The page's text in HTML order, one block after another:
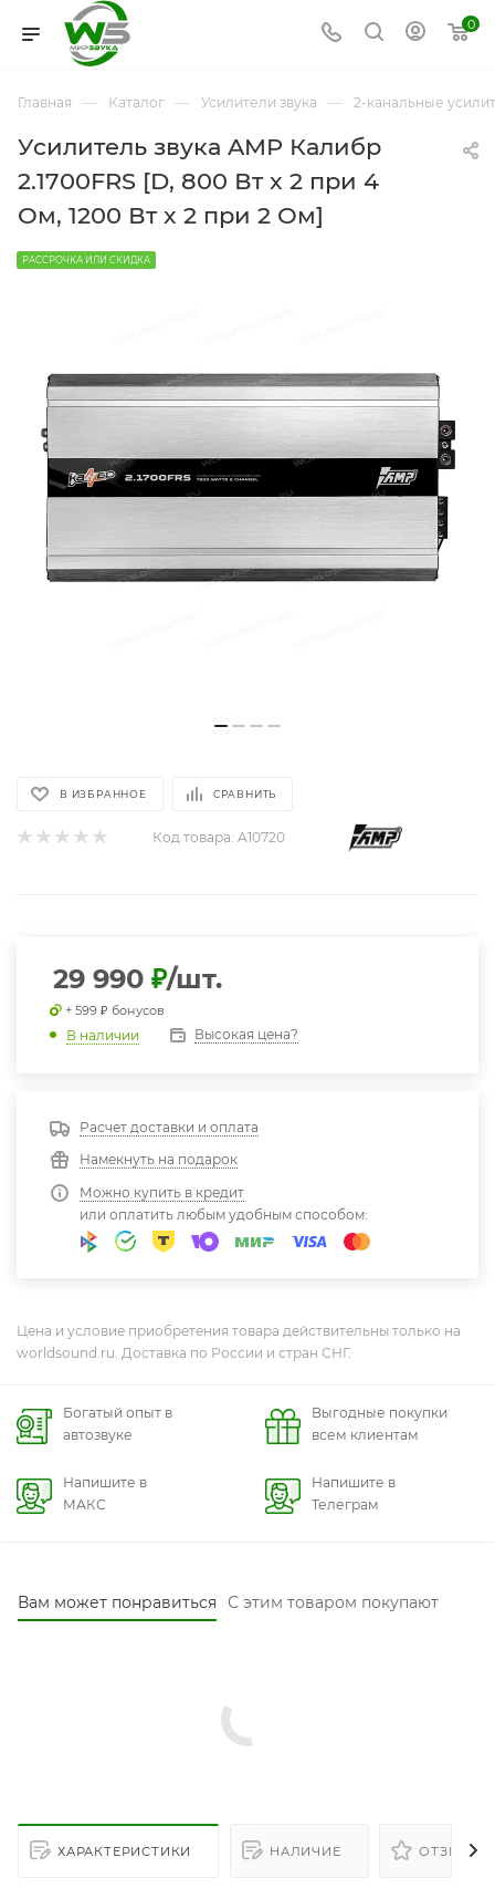
0
Главная — Каталог — Усилители звука — 2-канальные
Усилитель звука AMP Калибр
2.1700FRS [D, 800 Вт x 2 при 4
Ом, 1200 Вт x 2 при 2 Ом]
РАССРОЧКА ИЛИ СКИДКА
В ИЗБРАННОЕ СРАВНИТЬ
Код товара: A10720
29 990 ₽/шт.
+ 599 ₽ бонусов
В наличии Высокая цена?
Расчет доставки и оплата
Намекнуть на подарок
Можно купить в кредит
или оплатить любым удобным способом:
Цена и условие приобретения товара действительны только на
worldsound.ru. Доставка по России и стран СНГ.
Богатый опыт в
автозвуке
Выгодные покупки
всем клиентам
Напишите в
МАКС
Напишите в
Телеграм
Вам может понравиться С этим товаром покупают
ХАРАКТЕРИСТИКИ НАЛИЧИЕ ОТЗЫВЫ